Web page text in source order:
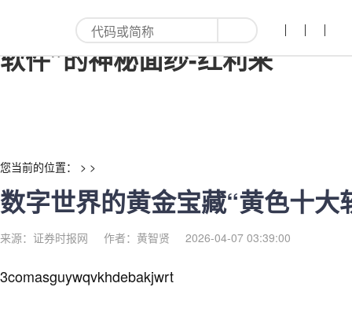
数字世界的黄金宝藏“黄色十大
软件”的神秘面纱-红利来
您当前的位置： > >
数字世界的黄金宝藏“黄色十大
来源：证券时报网 作者：黄智贤 2026-04-07 03:39:00
3comasguywqvkhdebakjwrt